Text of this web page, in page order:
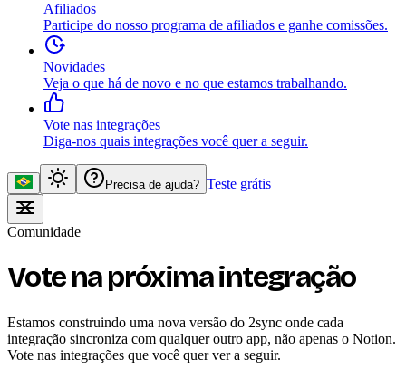
Afiliados
Participe do nosso programa de afiliados e ganhe comissões.
Novidades
Veja o que há de novo e no que estamos trabalhando.
Vote nas integrações
Diga-nos quais integrações você quer a seguir.
Precisa de ajuda? Teste grátis
Comunidade
Vote na próxima integração
Estamos construindo uma nova versão do 2sync onde cada
integração sincroniza com qualquer outro app, não apenas o Notion.
Vote nas integrações que você quer ver a seguir.